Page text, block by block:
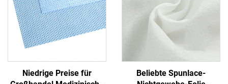
Einmalbetttuch
Niedrige Preise für
Beliebte Spunlace-